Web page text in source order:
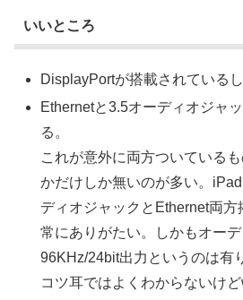
いいところ
DisplayPortが搭載されている
Ethernetと3.5オーディオジャ
る。
これが意外に両方ついている
かだけしか無いのが多い。
ディオジャックとEthernet両
常にありがたい。しかもオー
96KHz/24bit出力というのは有
コツ耳ではよくわからないけど